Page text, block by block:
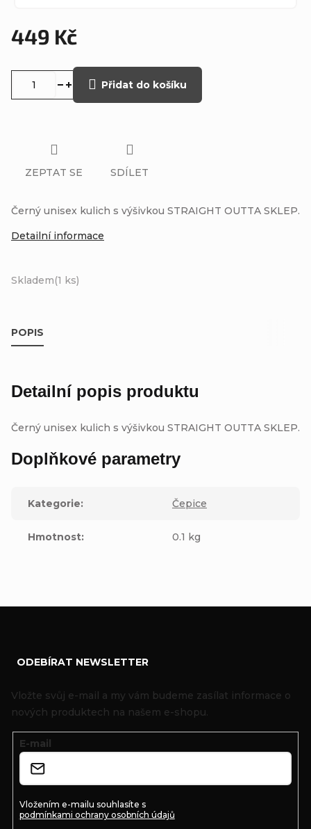
449 Kč
Skladem(1 ks)
Přidat do košíku
Černý unisex kulich s výšivkou STRAIGHT OUTTA SKLEP.
Detailní informace
ZEPTAT SE SDÍLET
POPIS
Detailní popis produktu
Černý unisex kulich s výšivkou STRAIGHT OUTTA SKLEP.
Doplňkové parametry
Kategorie: Čepice
Hmotnost: 0.1 kg
ODEBÍRAT NEWSLETTER
Vložte svůj e-mail a my vám budeme zasílat informace o
nových produktech na našem e-shopu.
E-mail
Vložením e-mailu souhlasíte s
podmínkami ochrany osobních údajů